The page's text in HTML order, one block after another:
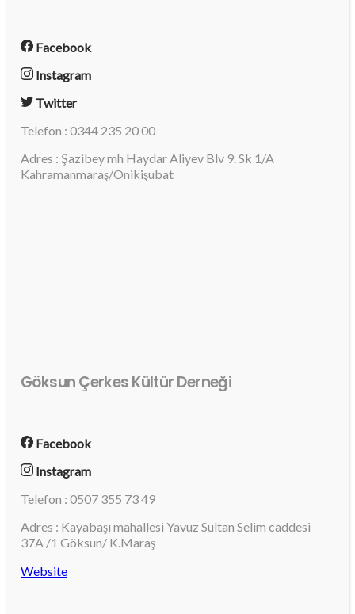
Facebook
Instagram
Twitter
Telefon : 0344 235 20 00
Adres : Şazibey mh Haydar Aliyev Blv 9. Sk 1/A
Kahramanmaraş/Onikişubat
Göksun Çerkes Kültür Derneği
Facebook
Instagram
Telefon : 0507 355 73 49
Adres : Kayabaşı mahallesi Yavuz Sultan Selim caddesi
37A /1 Göksun/ K.Maraş
Website